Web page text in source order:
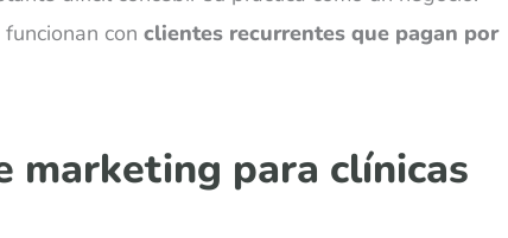
con clientes recurrentes que pagan por
marketing para clínicas